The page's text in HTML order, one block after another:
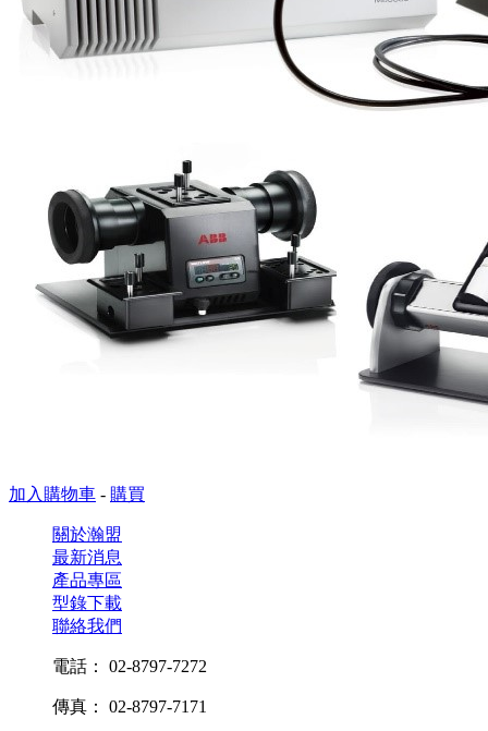
加入購物車 - 購買
關於瀚盟
最新消息
產品專區
型錄下載
聯絡我們
電話： 02-8797-7272
傳真： 02-8797-7171